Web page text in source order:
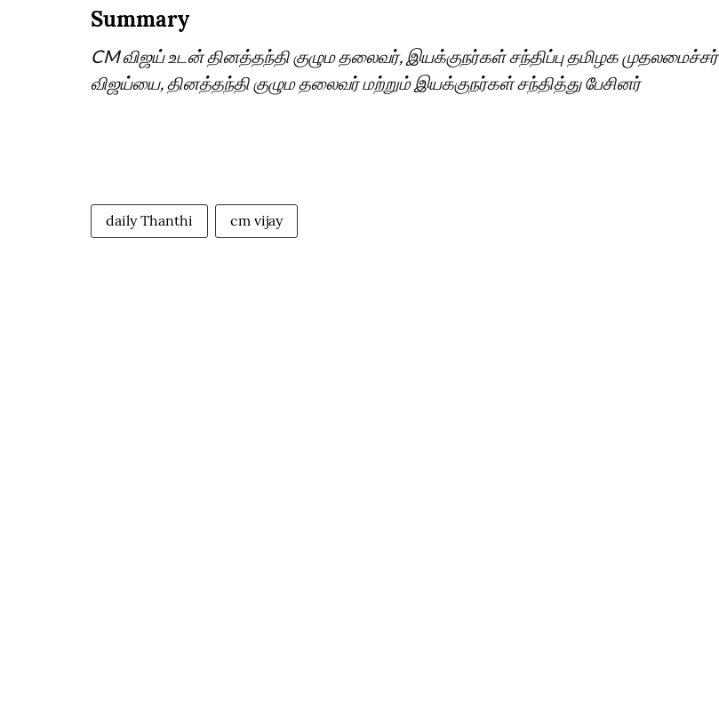
Summary
CM விஜய் உடன் தினத்தந்தி குழும தலைவர், இயக்குநர்கள் சந்திப்பு தமிழக முதலமைச்சர்
விஜய்யை, தினத்தந்தி குழும தலைவர் மற்றும் இயக்குநர்கள் சந்தித்து பேசினர்
daily Thanthi cm vijay